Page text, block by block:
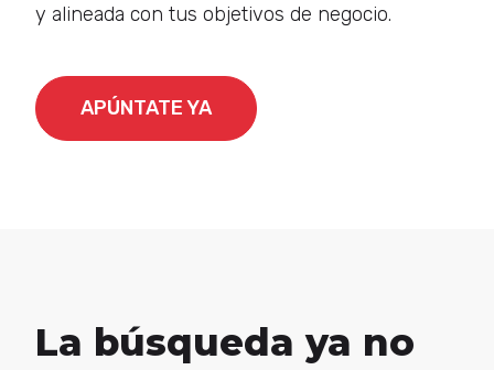
y alineada con tus objetivos de negocio.
APÚNTATE YA
La búsqueda ya no